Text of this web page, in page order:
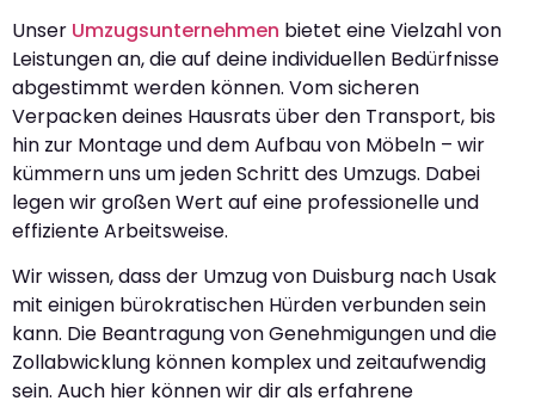
Unser Umzugsunternehmen bietet eine Vielzahl von
Leistungen an, die auf deine individuellen Bedürfnisse
abgestimmt werden können. Vom sicheren
Verpacken deines Hausrats über den Transport, bis
hin zur Montage und dem Aufbau von Möbeln – wir
kümmern uns um jeden Schritt des Umzugs. Dabei
legen wir großen Wert auf eine professionelle und
effiziente Arbeitsweise.
Wir wissen, dass der Umzug von Duisburg nach Usak
mit einigen bürokratischen Hürden verbunden sein
kann. Die Beantragung von Genehmigungen und die
Zollabwicklung können komplex und zeitaufwendig
sein. Auch hier können wir dir als erfahrene